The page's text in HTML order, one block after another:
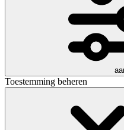
Toestemming beheren